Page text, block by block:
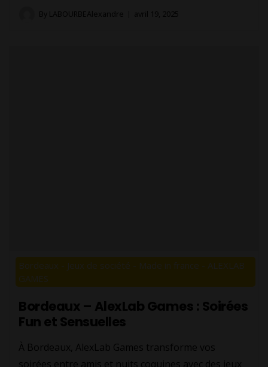
Bordeaux - Jeux de société - Made in france - ALEXLAB
GAMES
Bordeaux – AlexLab Games : Soirées
Fun et Sensuelles
À Bordeaux, AlexLab Games transforme vos
soirées entre amis et nuits coquines avec des jeux